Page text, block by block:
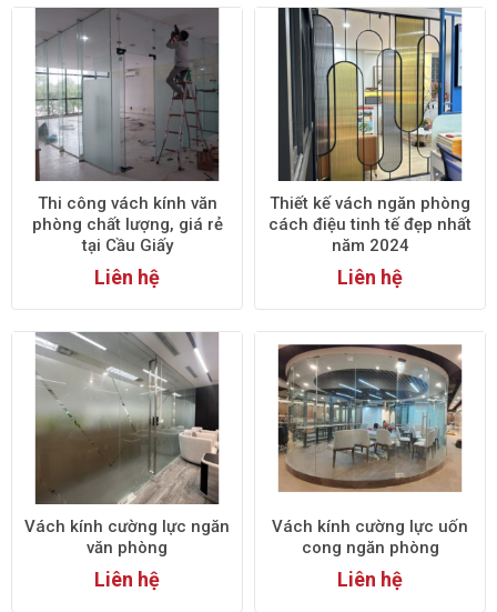
Thi công vách kính văn
phòng chất lượng, giá rẻ
tại Cầu Giấy
Liên hệ
Thiết kế vách ngăn phòng
cách điệu tinh tế đẹp nhất
năm 2024
Liên hệ
Vách kính cường lực ngăn
văn phòng
Liên hệ
Vách kính cường lực uốn
cong ngăn phòng
Liên hệ